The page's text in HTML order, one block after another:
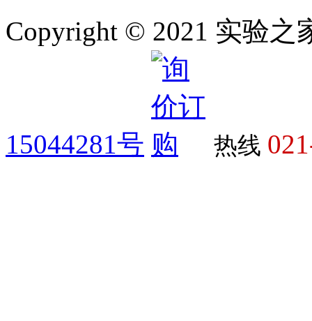
Copyright © 2021 实验之
15044281号 热线